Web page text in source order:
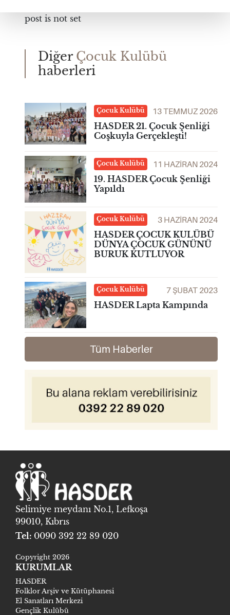
post is not set
Diğer Çocuk Kulübü
haberleri
Çocuk Kulübü
13 TEMMUZ 2026
HASDER 21. Çocuk Şenliği
Coşkuyla Gerçekleşti!
Çocuk Kulübü
11 HAZIRAN 2024
19. HASDER Çocuk Şenliği
Yapıldı
Çocuk Kulübü
3 HAZIRAN 2024
HASDER ÇOCUK KULÜBÜ
DÜNYA ÇOCUK GÜNÜNÜ
BURUK KUTLUYOR
Çocuk Kulübü
7 ŞUBAT 2023
HASDER Lapta Kampında
Tüm Haberler
Selimiye meydanı No.1, Lefkoşa
99010, Kıbrıs
Tel: 0090 392 22 89 020
Copyright 2026
KURUMLAR
HASDER
Folklor Arşiv ve Kütüphanesi
El Sanatları Merkezi
Gençlik Kulübü